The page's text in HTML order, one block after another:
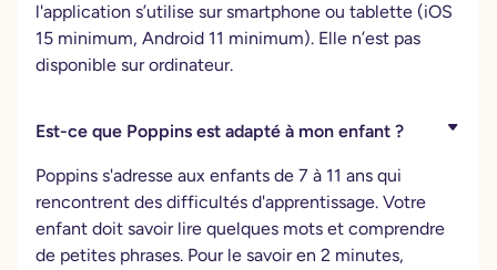
l'application s’utilise sur smartphone ou tablette (iOS
15 minimum, Android 11 minimum). Elle n’est pas
disponible sur ordinateur.
Est-ce que Poppins est adapté à mon enfant ?
Poppins s'adresse aux enfants de 7 à 11 ans qui
rencontrent des difficultés d'apprentissage. Votre
enfant doit savoir lire quelques mots et comprendre
de petites phrases. Pour le savoir en 2 minutes,